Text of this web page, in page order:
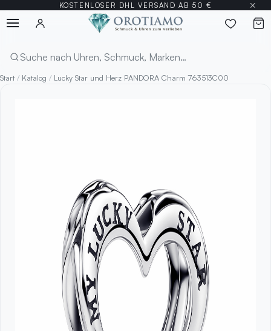
KOSTENLOSER DHL VERSAND AB 50 € ×
Suchen
Start / Katalog / Lucky Star und Herz PANDORA Charm 763513C00